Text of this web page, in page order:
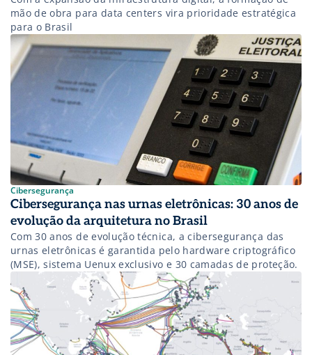
mão de obra para data centers vira prioridade estratégica
para o Brasil
Cibersegurança
Cibersegurança nas urnas eletrônicas: 30 anos de
evolução da arquitetura no Brasil
Com 30 anos de evolução técnica, a cibersegurança das
urnas eletrônicas é garantida pelo hardware criptográfico
(MSE), sistema Uenux exclusivo e 30 camadas de proteção.